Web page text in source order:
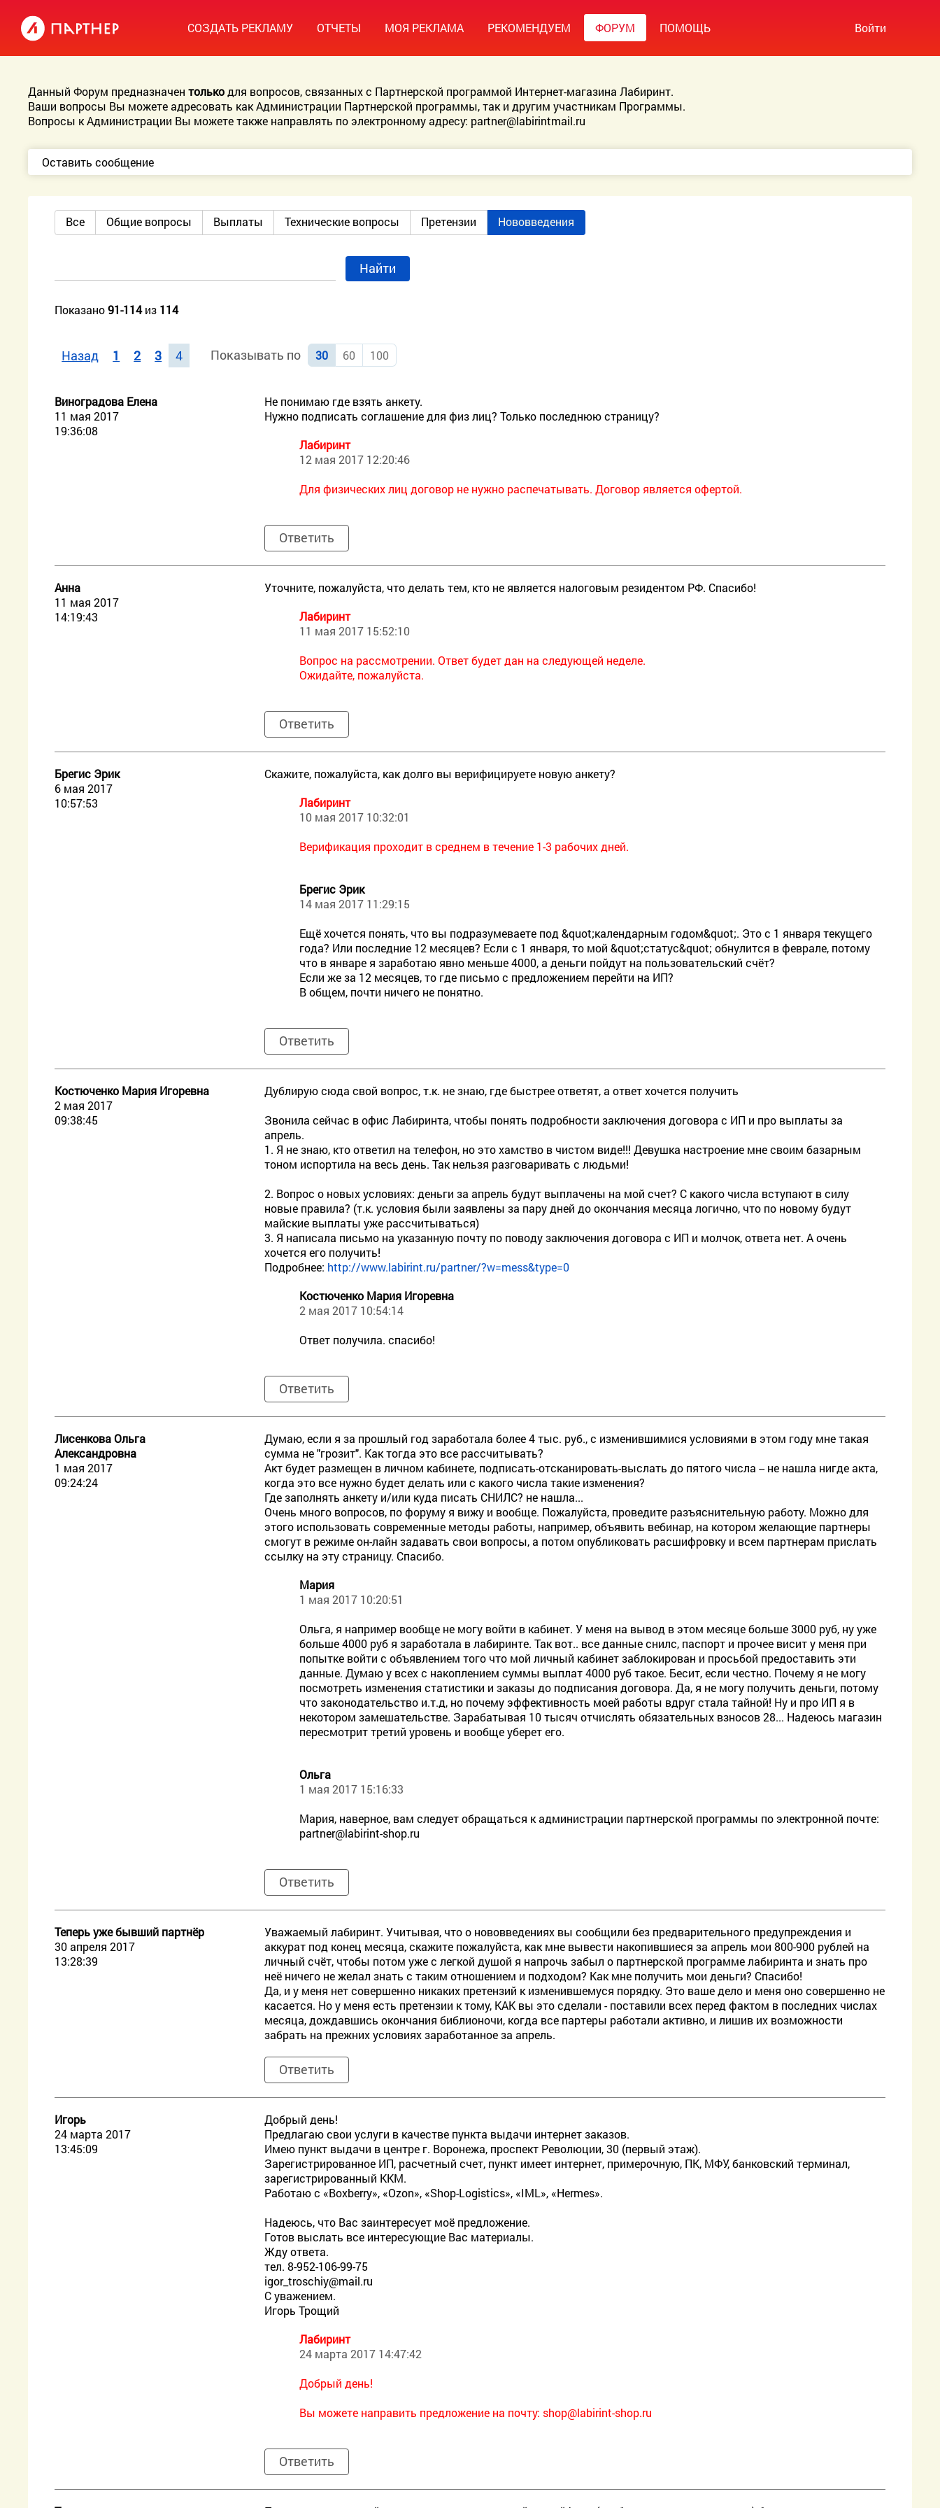
СОЗДАТЬ РЕКЛАМУ ОТЧЕТЫ МОЯ РЕКЛАМА РЕКОМЕНДУЕМ ФОРУМ ПОМОЩЬ Войти
Данный Форум предназначентолькодля вопросов, связанных с Партнерской программой Интернет-магазина Лабиринт.
Ваши вопросы Вы можете адресовать как Администрации Партнерской программы, так и другим участникам Программы.
Вопросы к Администрации Вы можете также направлять по электронному адресу: partner@labirintmail.ru
Оставить сообщение
Все Общие вопросы Выплаты Технические вопросы Претензии Нововведения
Найти
Показано91-114из 114
Назад 1 2 3 4 Показывать по 30 60 100
Виноградова Елена
11 мая 2017
19:36:08
Не понимаю где взять анкету.
Нужно подписать соглашение для физ лиц? Только последнюю страницу?
Лабиринт
12 мая 2017 12:20:46
Для физических лиц договор не нужно распечатывать. Договор является офертой.
Ответить
Aнна
11 мая 2017
14:19:43
Уточните, пожалуйста, что делать тем, кто не является налоговым резидентом РФ. Спасибо!
Лабиринт
11 мая 2017 15:52:10
Вопрос на рассмотрении. Ответ будет дан на следующей неделе.
Ожидайте, пожалуйста.
Ответить
Брегис Эрик
6 мая 2017
10:57:53
Скажите, пожалуйста, как долго вы верифицируете новую анкету?
Лабиринт
10 мая 2017 10:32:01
Верификация проходит в среднем в течение 1-3 рабочих дней.
Брегис Эрик
14 мая 2017 11:29:15
Ещё хочется понять, что вы подразумеваете под &quot;календарным годом&quot;. Это с 1 января текущего
года? Или последние 12 месяцев? Если с 1 января, то мой &quot;статус&quot; обнулится в феврале, потому
что в январе я заработаю явно меньше 4000, а деньги пойдут на пользовательский счёт?
Если же за 12 месяцев, то где письмо с предложением перейти на ИП?
В общем, почти ничего не понятно.
Ответить
Костюченко Мария Игоревна
2 мая 2017
09:38:45
Дублирую сюда свой вопрос, т.к. не знаю, где быстрее ответят, а ответ хочется получить
Звонила сейчас в офис Лабиринта, чтобы понять подробности заключения договора с ИП и про выплаты за
апрель.
1. Я не знаю, кто ответил на телефон, но это хамство в чистом виде!!! Девушка настроение мне своим базарным
тоном испортила на весь день. Так нельзя разговаривать с людьми!
2. Вопрос о новых условиях: деньги за апрель будут выплачены на мой счет? С какого числа вступают в силу
новые правила? (т.к. условия были заявлены за пару дней до окончания месяца логично, что по новому будут
майские выплаты уже рассчитываться)
3. Я написала письмо на указанную почту по поводу заключения договора с ИП и молчок, ответа нет. А очень
хочется его получить!
Подробнее: http://www.labirint.ru/partner/?w=mess&type=0
Костюченко Мария Игоревна
2 мая 2017 10:54:14
Ответ получила. спасибо!
Ответить
Лисенкова Ольга
Александровна
1 мая 2017
09:24:24
Думаю, если я за прошлый год заработала более 4 тыс. руб., с изменившимися условиями в этом году мне такая
сумма не "грозит". Как тогда это все рассчитывать?
Акт будет размещен в личном кабинете, подписать-отсканировать-выслать до пятого числа -- не нашла нигде акта,
когда это все нужно будет делать или с какого числа такие изменения?
Где заполнять анкету и/или куда писать СНИЛС? не нашла...
Очень много вопросов, по форуму я вижу и вообще. Пожалуйста, проведите разъяснительную работу. Можно для
этого использовать современные методы работы, например, объявить вебинар, на котором желающие партнеры
смогут в режиме он-лайн задавать свои вопросы, а потом опубликовать расшифровку и всем партнерам прислать
ссылку на эту страницу. Спасибо.
Мария
1 мая 2017 10:20:51
Ольга, я например вообще не могу войти в кабинет. У меня на вывод в этом месяце больше 3000 руб, ну уже
больше 4000 руб я заработала в лабиринте. Так вот.. все данные снилс, паспорт и прочее висит у меня при
попытке войти с объявлением того что мой личный кабинет заблокирован и просьбой предоставить эти
данные. Думаю у всех с накоплением суммы выплат 4000 руб такое. Бесит, если честно. Почему я не могу
посмотреть изменения статистики и заказы до подписания договора. Да, я не могу получить деньги, потому
что законодательство и.т.д, но почему эффективность моей работы вдруг стала тайной! Ну и про ИП я в
некотором замешательстве. Зарабатывая 10 тысяч отчислять обязательных взносов 28... Надеюсь магазин
пересмотрит третий уровень и вообще уберет его.
Ольга
1 мая 2017 15:16:33
Мария, наверное, вам следует обращаться к администрации партнерской программы по электронной почте:
partner@labirint-shop.ru
Ответить
Теперь уже бывший партнёр
30 апреля 2017
13:28:39
Уважаемый лабиринт. Учитывая, что о нововведениях вы сообщили без предварительного предупреждения и
аккурат под конец месяца, скажите пожалуйста, как мне вывести накопившиеся за апрель мои 800-900 рублей на
личный счёт, чтобы потом уже с легкой душой я напрочь забыл о партнерской программе лабиринта и знать про
неё ничего не желал знать с таким отношением и подходом? Как мне получить мои деньги? Спасибо!
Да, и у меня нет совершенно никаких претензий к изменившемуся порядку. Это ваше дело и меня оно совершенно не
касается. Но у меня есть претензии к тому, КАК вы это сделали - поставили всех перед фактом в последних числах
месяца, дождавшись окончания библионочи, когда все партеры работали активно, и лишив их возможности
забрать на прежних условиях заработанное за апрель.
Ответить
Игорь
24 марта 2017
13:45:09
Добрый день!
Предлагаю свои услуги в качестве пункта выдачи интернет заказов.
Имею пункт выдачи в центре г. Воронежа, проспект Революции, 30 (первый этаж).
Зарегистрированное ИП, расчетный счет, пункт имеет интернет, примерочную, ПК, МФУ, банковский терминал,
зарегистрированный ККМ.
Работаю с «Boxberry», «Ozon», «Shop-Logistics», «IML», «Hermes».
Надеюсь, что Вас заинтересует моё предложение.
Готов выслать все интересующие Вас материалы.
Жду ответа.
тел. 8-952-106-99-75
igor_troschiy@mail.ru
С уважением.
Игорь Трощий
Лабиринт
24 марта 2017 14:47:42
Добрый день!
Вы можете направить предложение на почту: shop@labirint-shop.ru
Ответить